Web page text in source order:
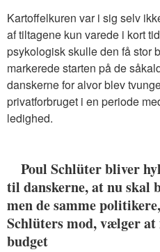
Kartoffelkuren var i sig selv
af tiltagene kun varede i kort
psykologisk skulle den få stor
markerede starten på de
danskerne for alvor blev
privatforbruget i en periode
ledighed.
Poul Schlüter bliver
til danskerne, at nu skal
men de samme
Schlüters mod, vælger at
budget